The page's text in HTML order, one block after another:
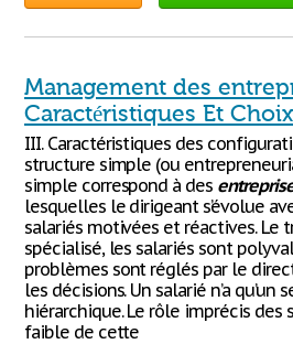
Management des
Caractéristiques Et
III. Caractéristiques des
structure simple (ou
simple correspond à des
lesquelles le dirigeant s’évolue
salariés motivées et réactives. Le
spécialisé, les salariés sont
problèmes sont réglés par le
les décisions. Un salarié n’a qu’un
hiérarchique. Le rôle imprécis des
faible de cette